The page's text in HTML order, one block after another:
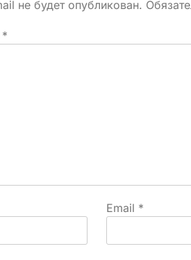
не будет опубликован.
*
Email *